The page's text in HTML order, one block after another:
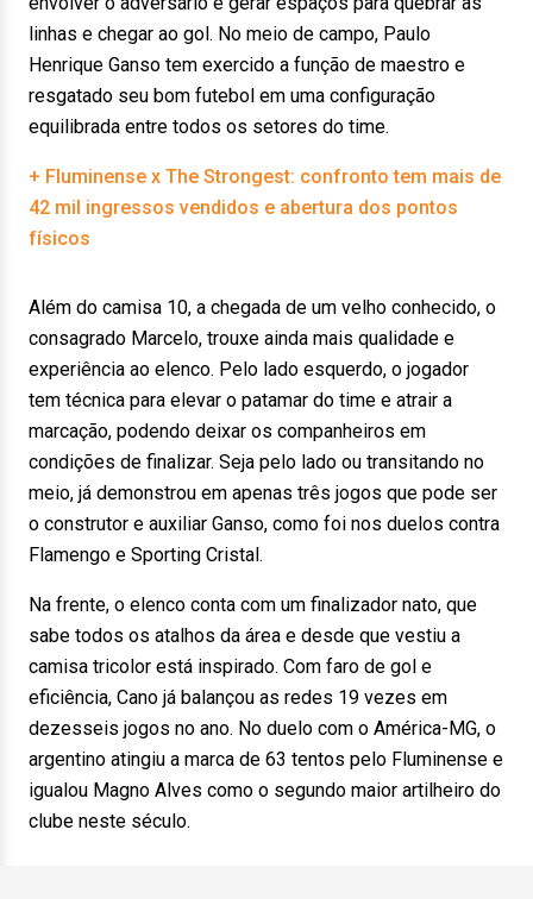
linhas e chegar ao gol. No meio de campo, Paulo
Henrique Ganso tem exercido a função de maestro e
resgatado seu bom futebol em uma configuração
equilibrada entre todos os setores do time.
+ Fluminense x The Strongest: confronto tem mais de
42 mil ingressos vendidos e abertura dos pontos
físicos
Além do camisa 10, a chegada de um velho conhecido, o
consagrado Marcelo, trouxe ainda mais qualidade e
experiência ao elenco. Pelo lado esquerdo, o jogador
tem técnica para elevar o patamar do time e atrair a
marcação, podendo deixar os companheiros em
condições de finalizar. Seja pelo lado ou transitando no
meio, já demonstrou em apenas três jogos que pode ser
o construtor e auxiliar Ganso, como foi nos duelos contra
Flamengo e Sporting Cristal.
Na frente, o elenco conta com um finalizador nato, que
sabe todos os atalhos da área e desde que vestiu a
camisa tricolor está inspirado. Com faro de gol e
eficiência, Cano já balançou as redes 19 vezes em
dezesseis jogos no ano. No duelo com o América-MG, o
argentino atingiu a marca de 63 tentos pelo Fluminense e
igualou Magno Alves como o segundo maior artilheiro do
clube neste século.